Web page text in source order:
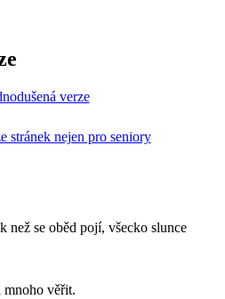
stránek nejen pro seniory
než se oběd pojí, všecko slunce
věřit.